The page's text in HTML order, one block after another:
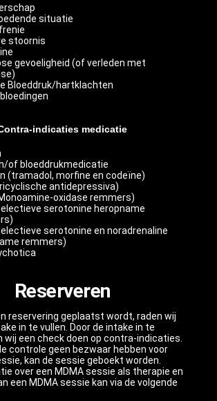
situatie
stoornis
gevoeligheid (of verleden met
Bloeddruk/hartklachten
indicaties medicatie
of bloeddrukmedicatie
(tramadol, morfine en codeïne)
antidepressiva)
oxidase remmers)
serotonine heropname
serotonine en noradrenaline
remmers)
Reserveren
reservering geplaatst wordt, raden wij
in te vullen. Door de intake in te
wij een check doen op contra-indicaties.
controle geen bezwaar hebben voor
kan de sessie geboekt worden.
over een MDMA sessie als therapie en
een MDMA sessie kan via de volgende